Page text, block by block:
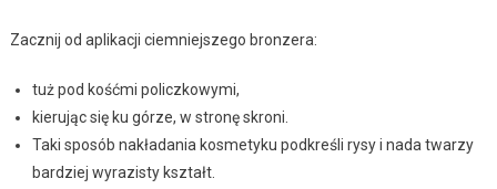
Zacznij od aplikacji ciemniejszego bronzera:
tuż pod kośćmi policzkowymi,
kierując się ku górze, w stronę skroni.
Taki sposób nakładania kosmetyku podkreśli rysy i nada twarzy
bardziej wyrazisty kształt.